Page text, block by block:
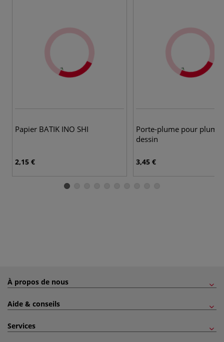
Papier BATIK INO SHI
2,15 €
Porte-plume pour
dessin
3,45 €
À propos de nous
Aide & conseils
Services